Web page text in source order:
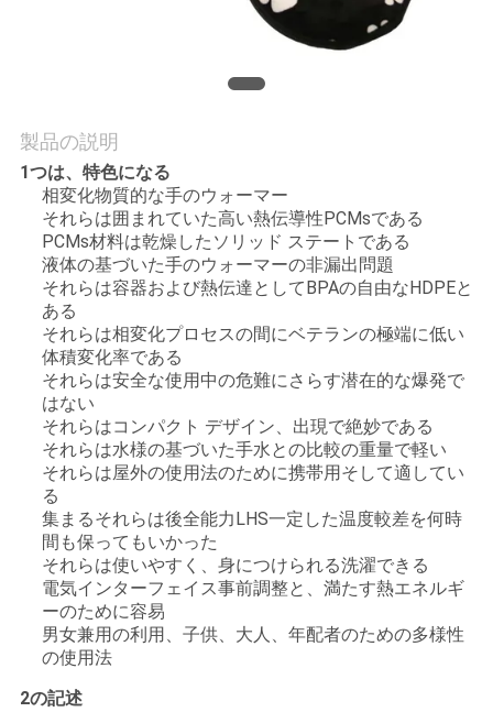
達
製品の説明
1つは、特色になる
相変化物質的な手のウォーマー
それらは囲まれていた高い熱伝導性PCMsである
PCMs材料は乾燥したソリッド ステートである
液体の基づいた手のウォーマーの非漏出問題
それらは容器および熱伝達としてBPAの自由なHDPEと
ある
それらは相変化プロセスの間にベテランの極端に低い
体積変化率である
それらは安全な使用中の危難にさらす潜在的な爆発で
はない
それらはコンパクト デザイン、出現で絶妙である
それらは水様の基づいた手水との比較の重量で軽い
それらは屋外の使用法のために携帯用そして適してい
る
集まるそれらは後全能力LHS一定した温度較差を何時
間も保ってもいかった
それらは使いやすく、身につけられる洗濯できる
電気インターフェイス事前調整と、満たす熱エネルギ
ーのために容易
男女兼用の利用、子供、大人、年配者のための多様性
の使用法
2の記述